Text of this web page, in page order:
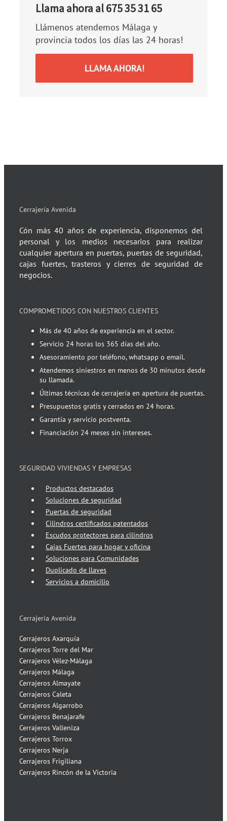
Llama ahora al 675 35 31 65
Llámenos atendemos Málaga y
provincia todos los días las 24 horas!
LLAMA AHORA!
Cerrajería Avenida
Cón más 40 años de experiencia, disponemos del
personal y los medios necesarios para realizar
cualquier apertura en puertas, puertas de seguridad,
cajas fuertes, trasteros y cierres de seguridad de
negocios.
COMPROMETIDOS CON NUESTROS CLIENTES
Más de 40 años de experiencia en el sector.
Servicio 24 horas los 365 días del año.
Asesoramiento por teléfono, whatsapp o email.
Atendemos siniestros en menos de 30 minutos desde
su llamada.
Últimas técnicas de cerrajería en apertura de puertas.
Presupuestos gratis y cerrados en 24 horas.
Garantía y servicio postventa.
Financiación 24 meses sin intereses.
SEGURIDAD VIVIENDAS Y EMPRESAS
Productos destacados
Soluciones de seguridad
Puertas de seguridad
Cilindros certificados patentados
Escudos protectores para cilindros
Cajas Fuertes para hogar y oficina
Soluciones para Comunidades
Duplicado de llaves
Servicios a domicilio
Cerrajeria Avenida
Cerrajeros Axarquía
Cerrajeros Torre del Mar
Cerrajeros Vélez-Málaga
Cerrajeros Málaga
Cerrajeros Almayate
Cerrajeros Caleta
Cerrajeros Algarrobo
Cerrajeros Benajarafe
Cerrajeros Valleniza
Cerrajeros Torrox
Cerrajeros Nerja
Cerrajeros Frigiliana
Cerrajeros Rincón de la Victoria